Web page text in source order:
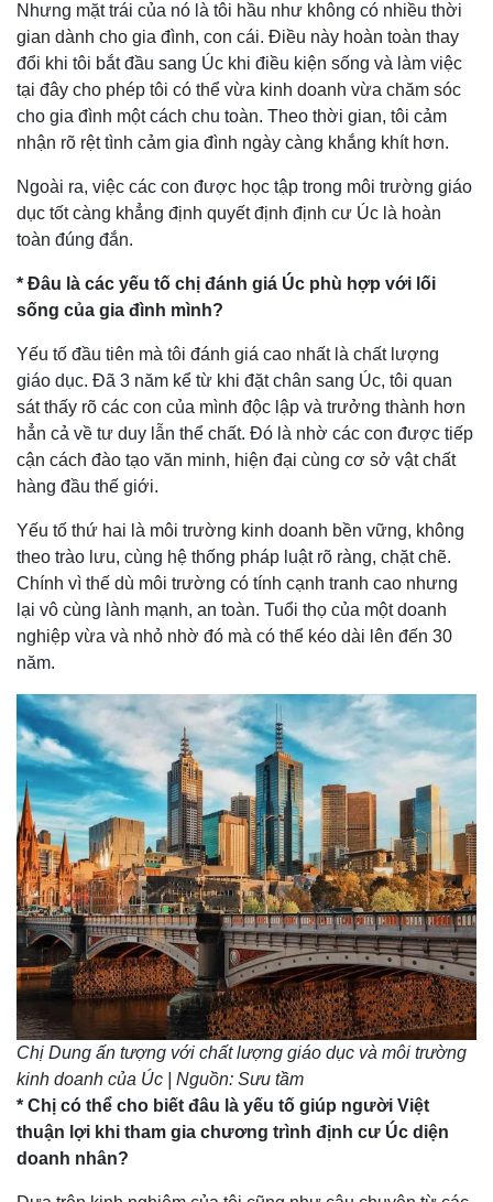
Nhưng mặt trái của nó là tôi hầu như không có nhiều thời
gian dành cho gia đình, con cái. Điều này hoàn toàn thay
đổi khi tôi bắt đầu sang Úc khi điều kiện sống và làm việc
tại đây cho phép tôi có thể vừa kinh doanh vừa chăm sóc
cho gia đình một cách chu toàn. Theo thời gian, tôi cảm
nhận rõ rệt tình cảm gia đình ngày càng khắng khít hơn.
Ngoài ra, việc các con được học tập trong môi trường giáo
dục tốt càng khẳng định quyết định định cư Úc là hoàn
toàn đúng đắn.
* Đâu là các yếu tố chị đánh giá Úc phù hợp với lối
sống của gia đình mình?
Yếu tố đầu tiên mà tôi đánh giá cao nhất là chất lượng
giáo dục. Đã 3 năm kể từ khi đặt chân sang Úc, tôi quan
sát thấy rõ các con của mình độc lập và trưởng thành hơn
hẳn cả về tư duy lẫn thể chất. Đó là nhờ các con được tiếp
cận cách đào tạo văn minh, hiện đại cùng cơ sở vật chất
hàng đầu thế giới.
Yếu tố thứ hai là môi trường kinh doanh bền vững, không
theo trào lưu, cùng hệ thống pháp luật rõ ràng, chặt chẽ.
Chính vì thế dù môi trường có tính cạnh tranh cao nhưng
lại vô cùng lành mạnh, an toàn. Tuổi thọ của một doanh
nghiệp vừa và nhỏ nhờ đó mà có thể kéo dài lên đến 30
năm.
Chị Dung ấn tượng với chất lượng giáo dục và môi trường
kinh doanh của Úc | Nguồn: Sưu tầm
* Chị có thể cho biết đâu là yếu tố giúp người Việt
thuận lợi khi tham gia chương trình định cư Úc diện
doanh nhân?